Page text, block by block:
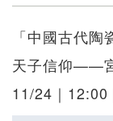
「中國古代陶
天子信仰——
11/24｜12:00